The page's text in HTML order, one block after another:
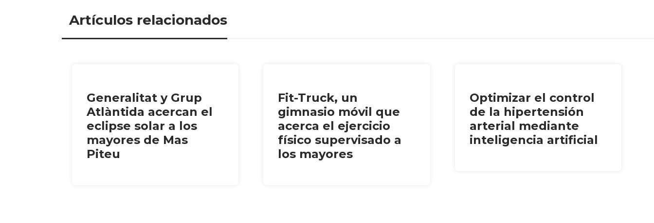
Artículos relacionados
Generalitat y Grup
Atlàntida acercan el
eclipse solar a los
mayores de Mas
Piteu
Fit-Truck, un
gimnasio móvil que
acerca el ejercicio
físico supervisado a
los mayores
Optimizar el control
de la hipertensión
arterial mediante
inteligencia artificial